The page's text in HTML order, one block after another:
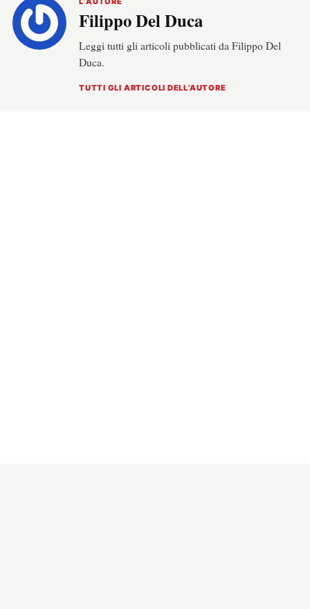
Filippo Del Duca
Leggi tutti gli articoli pubblicati da Filippo Del
Duca.
TUTTI GLI ARTICOLI DELL’AUTORE